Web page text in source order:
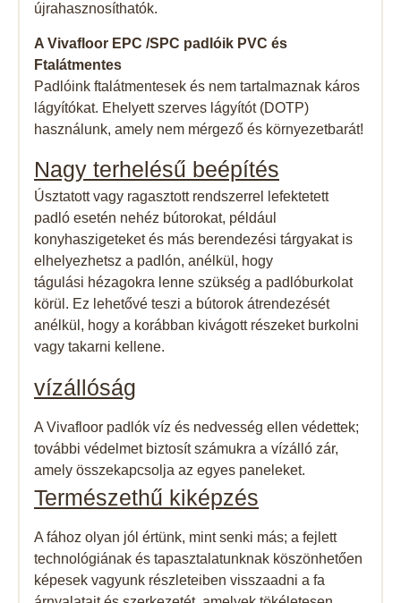
újrahasznosíthatók.
A Vivafloor EPC /SPC padlóik PVC és
Ftalátmentes
Padlóink ​​ftalátmentesek és nem tartalmaznak káros
lágyítókat. Ehelyett szerves lágyítót (DOTP)
használunk, amely nem mérgező és környezetbarát!
Nagy terhelésű beépítés
Úsztatott vagy ragasztott rendszerrel lefektetett
padló esetén nehéz bútorokat, például
konyhaszigeteket és más berendezési tárgyakat is
elhelyezhetsz a padlón, anélkül, hogy
tágulási hézagokra lenne szükség a padlóburkolat
körül. Ez lehetővé teszi a bútorok átrendezését
anélkül, hogy a korábban kivágott részeket burkolni
vagy takarni kellene.
vízállóság​
A Vivafloor padlók víz és nedvesség ellen védettek;
további védelmet biztosít számukra a vízálló zár,
amely összekapcsolja az egyes paneleket.
Természethű kiképzés
A fához olyan jól értünk, mint senki más; a fejlett
technológiának és tapasztalatunknak köszönhetően
képesek vagyunk részleteiben visszaadni a fa